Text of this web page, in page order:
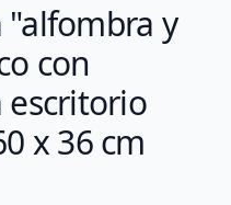
"alfombra y
con
escritorio
x 36 cm